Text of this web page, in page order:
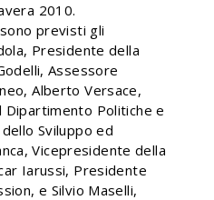
2010.
previsti gli
Presidente della
Assessore
Alberto Versace,
Politiche e
Sviluppo ed
Vicepresidente della
Iarussi, Presidente
e Silvio Maselli,